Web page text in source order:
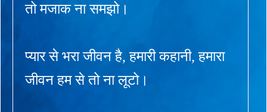
तो मजाक ना समझो।
प्यार से भरा जीवन है, हमारी कहानी, हमारा
जीवन हम से तो ना लूटो।